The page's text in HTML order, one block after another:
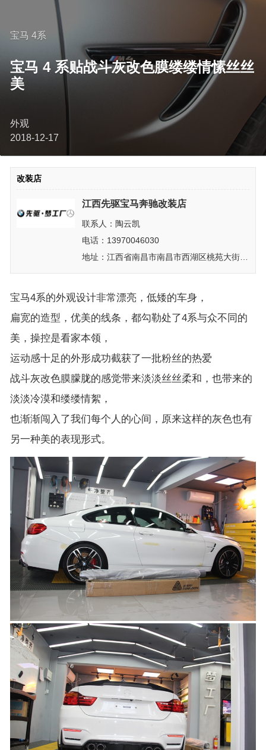
宝马 4系
宝马 4 系贴战斗灰改色膜缕缕情愫丝丝
美
外观
2018-12-17
改装店
江西先驱宝马奔驰改装店
联系人：陶云凯
电话：13970046030
地址：江西省南昌市南昌市西湖区桃苑大街心雨花园11栋5号店面
宝马4系的外观设计非常漂亮，低矮的车身，
扁宽的造型，优美的线条，都勾勒处了4系与众不同的
美，操控是看家本领，
运动感十足的外形成功截获了一批粉丝的热爱
战斗灰改色膜朦胧的感觉带来淡淡丝丝柔和，也带来的
淡淡冷漠和缕缕情絮，
也渐渐闯入了我们每个人的心间，原来这样的灰色也有
另一种美的表现形式。